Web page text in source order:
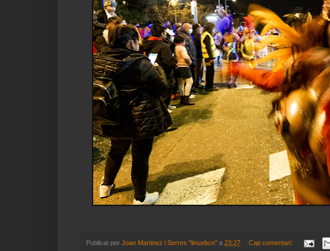
Publicat per Joan Martinez i Serres "linuxbcn" a 23:27 Cap comentari: